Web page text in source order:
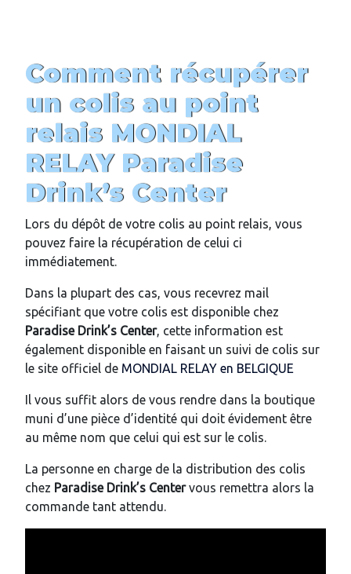
Comment récupérer
un colis au point
relais MONDIAL
RELAY Paradise
Drink’s Center
Lors du dépôt de votre colis au point relais, vous
pouvez faire la récupération de celui ci
immédiatement.
Dans la plupart des cas, vous recevrez mail
spécifiant que votre colis est disponible chez
Paradise Drink’s Center, cette information est
également disponible en faisant un suivi de colis sur
le site officiel de MONDIAL RELAY en BELGIQUE
Il vous suffit alors de vous rendre dans la boutique
muni d’une pièce d’identité qui doit évidement être
au même nom que celui qui est sur le colis.
La personne en charge de la distribution des colis
chez Paradise Drink’s Centervous remettra alors la
commande tant attendu.